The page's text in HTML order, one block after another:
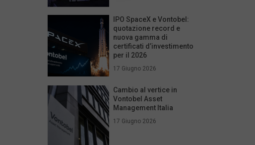
IPO SpaceX e Vontobel:
quotazione record e
nuova gamma di
certificati d’investimento
per il 2026
17 Giugno 2026
Cambio al vertice in
Vontobel Asset
Management Italia
17 Giugno 2026